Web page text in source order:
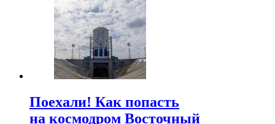
Поехали! Как попасть
на космодром Восточный